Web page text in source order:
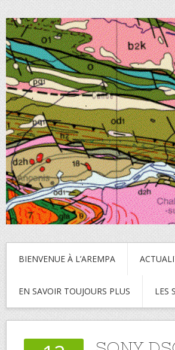
BIENVENUE À L’AREMPA
EN SAVOIR TOUJOURS PLUS LES